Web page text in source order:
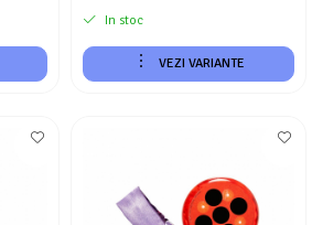
In stoc
VEZI VARIANTE